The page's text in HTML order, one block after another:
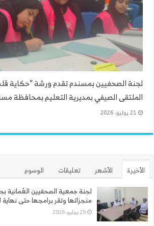
لجنة الصحفيين بمسندم تقدم ورشة “حكاية
الملتقى الصيفي بمديرية التعليم بمحافظة
21 يوليو، 2026
الأخيرة الأشهر تعليقات
الوسوم
لجنة جمعية الصحفيين العُمانية
منجزاتها وتقر برامجها حتى نهاية
29 يوليو، 2026